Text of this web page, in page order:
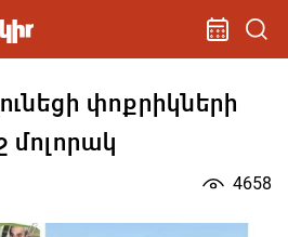
փոքրիկների
4658